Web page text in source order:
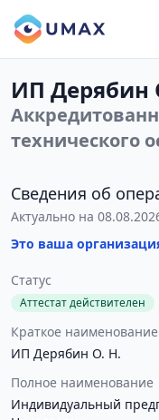
ИП Дерябин
технического
Сведения об
Актуально на
Это ваша
Статус
Аттестат действителен
Краткое наименование
ИП Дерябин О. Н.
Полное наименование
Индивидуальный